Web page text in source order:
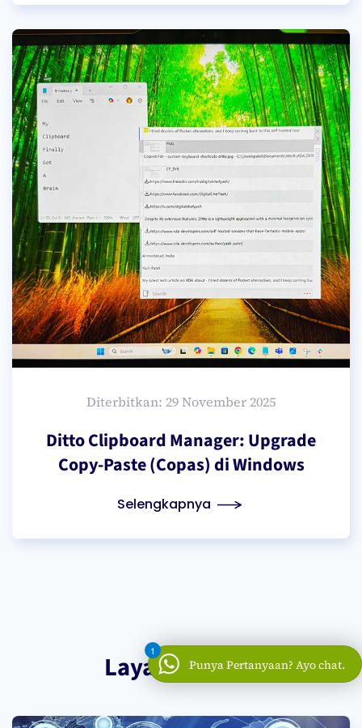
Diterbitkan: 29 November 2025
Ditto Clipboard Manager: Upgrade
Copy-Paste (Copas) di Windows
Selengkapnya
Layanan KamiPunya Pertanyaan? Ayo chat.
1